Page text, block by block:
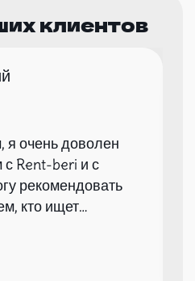
клиентов
очень доволен
с Rent-beri и с
рекомендовать
кто ищет